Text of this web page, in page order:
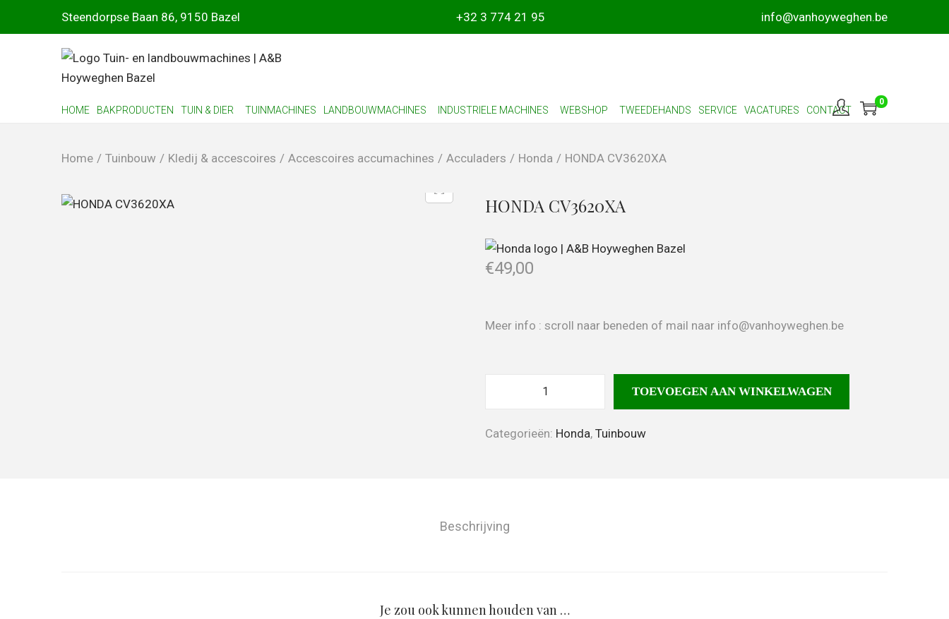
Steendorpse Baan 86, 9150 Bazel +32 3 774 21 95 info@vanhoyweghen.be
HOME BAKPRODUCTEN TUIN & DIER TUINMACHINES LANDBOUWMACHINES INDUSTRIELE MACHINES WEBSHOP TWEEDEHANDS SERVICE VACATURES CONTACT
0
Home / Tuinbouw / Kledij & accescoires / Accescoires accumachines / Acculaders / Honda / HONDA CV3620XA
HONDA CV3620XA
€49,00
Meer info : scroll naar beneden of mail naar info@vanhoyweghen.be
TOEVOEGEN AAN WINKELWAGEN
Categorieën: Honda, Tuinbouw
Beschrijving
Je zou ook kunnen houden van …